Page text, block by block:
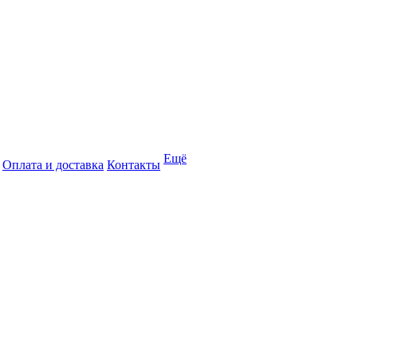
Оплата и доставка Контакты Ещё